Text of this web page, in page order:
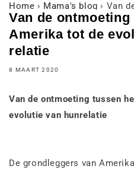
Home › Mama's blog › Van
Van de
Amerika tot de
relatie
8 MAART 2020
Van de ontmoeting tussen
evolutie van hunrelatie
De grondleggers van